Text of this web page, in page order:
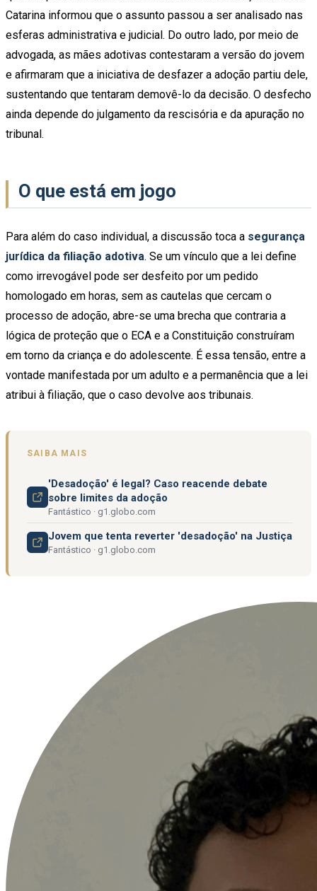
Catarina informou que o assunto passou a ser analisado nas
esferas administrativa e judicial. Do outro lado, por meio de
advogada, as mães adotivas contestaram a versão do jovem
e afirmaram que a iniciativa de desfazer a adoção partiu dele,
sustentando que tentaram demovê-lo da decisão. O desfecho
ainda depende do julgamento da rescisória e da apuração no
tribunal.
O que está em jogo
Para além do caso individual, a discussão toca a segurança
jurídica da filiação adotiva. Se um vínculo que a lei define
como irrevogável pode ser desfeito por um pedido
homologado em horas, sem as cautelas que cercam o
processo de adoção, abre-se uma brecha que contraria a
lógica de proteção que o ECA e a Constituição construíram
em torno da criança e do adolescente. É essa tensão, entre a
vontade manifestada por um adulto e a permanência que a lei
atribui à filiação, que o caso devolve aos tribunais.
SAIBA MAIS
'Desadoção' é legal? Caso reacende debate
sobre limites da adoção
Fantástico · g1.globo.com
Jovem que tenta reverter 'desadoção' na Justiça
Fantástico · g1.globo.com